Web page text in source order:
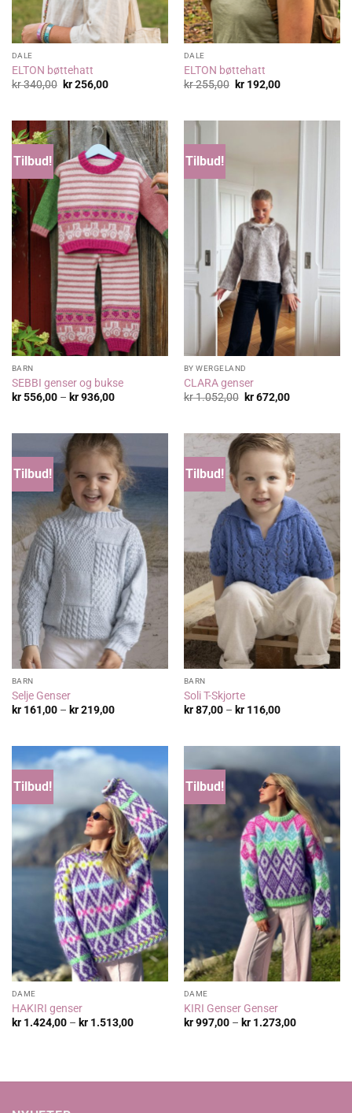
DALE
ELTON bøttehatt
kr340,00 Opprinnelig
kr256,00Nåværende
DALE
ELTON bøttehatt
kr255,00 Opprinnelig
kr192,00Nåværende
Tilbud!
BARN
SEBBI genser og bukse
kr556,00 – kr936,00Prisområde:
Tilbud!
BY WERGELAND
CLARA genser
kr1.052,00 Opprinnelig
kr672,00Nåværende
Tilbud!
BARN
Selje Genser
kr161,00 – kr219,00Prisområde:
Tilbud!
BARN
Soli T-Skjorte
kr87,00 – kr116,00Prisområde:
Tilbud!
DAME
HAKIRI genser
kr1.424,00 – kr1.513,00Prisområde:
Tilbud!
DAME
KIRI Genser Genser
kr997,00 – kr1.273,00